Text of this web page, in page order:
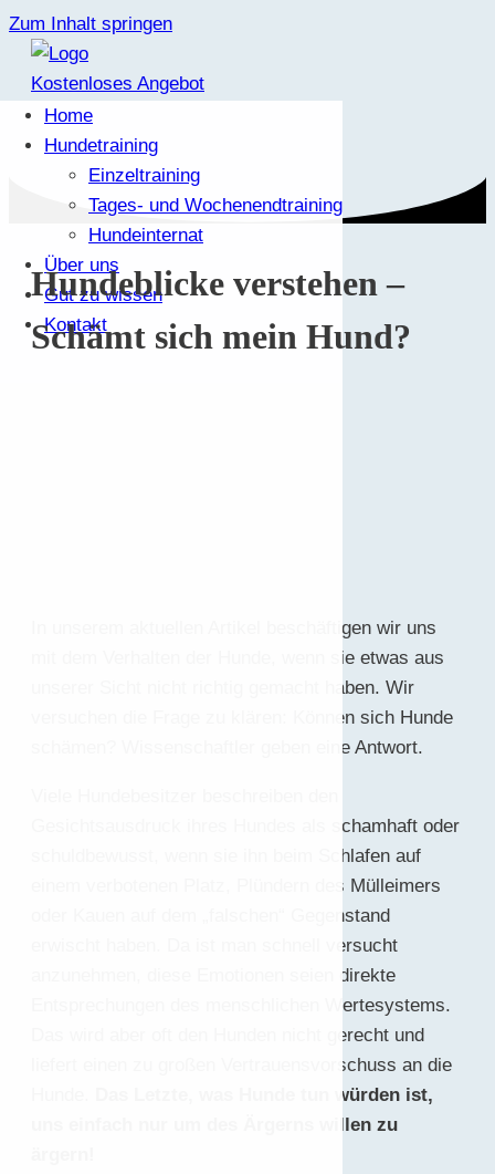
Zum Inhalt springen
Home
Hundetraining
Einzeltraining
Tages- und Wochenendtraining
Hundeinternat
Über uns
Gut zu wissen
Kontakt
Kostenloses Angebot
Hundeblicke verstehen –
Schämt sich mein Hund?
In unserem aktuellen Artikel beschäftigen wir uns
mit dem Verhalten der Hunde, wenn sie etwas aus
unserer Sicht nicht richtig gemacht haben. Wir
versuchen die Frage zu klären: Können sich Hunde
schämen? Wissenschaftler geben eine Antwort.
Gesichtsausdruck ihres Hundes als schamhaft oder
schuldbewusst, wenn sie ihn beim Schlafen auf
einem verbotenen Platz, Plündern des Mülleimers
oder Kauen auf dem „falschen“ Gegenstand
erwischt haben. Da ist man schnell versucht
anzunehmen, diese Emotionen seien direkte
Entsprechungen des menschlichen Wertesystems.
Das wird aber oft den Hunden nicht gerecht und
liefert einen zu großen Vertrauensvorschuss an die
Das Letzte, was Hunde tun würden ist,
uns einfach nur um des Ärgerns willen zu